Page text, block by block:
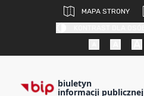
MAPA STRONY
biuletyn
informacji publicznej